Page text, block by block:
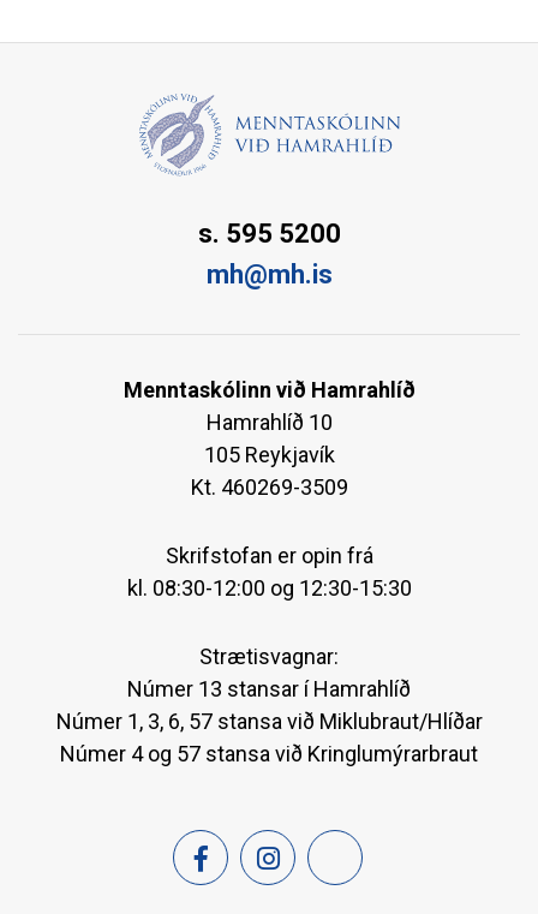
s. 595 5200
mh@mh.is
Menntaskólinn við Hamrahlíð
Hamrahlíð 10
105 Reykjavík
Kt. 460269-3509
Skrifstofan er opin frá
kl. 08:30-12:00 og 12:30-15:30
Strætisvagnar:
Númer 13 stansar í Hamrahlíð
Númer 1, 3, 6, 57 stansa við Miklubraut/Hlíðar
Númer 4 og 57 stansa við Kringlumýrarbraut